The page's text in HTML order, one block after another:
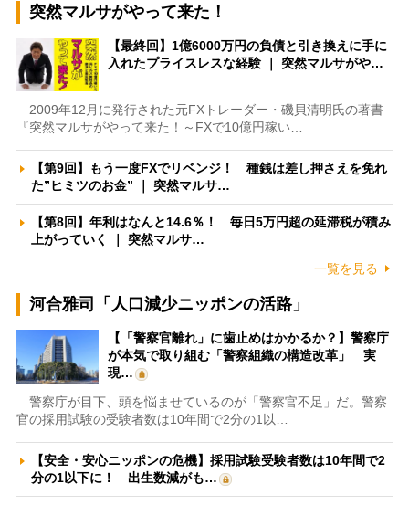
突然マルサがやって来た！
【最終回】1億6000万円の負債と引き換えに手に
入れたプライスレスな経験 ｜ 突然マルサがや…
2009年12月に発行された元FXトレーダー・磯貝清明氏の著書
『突然マルサがやって来た！～FXで10億円稼い…
【第9回】もう一度FXでリベンジ！ 種銭は差し押さえを免れ
た”ヒミツのお金” ｜ 突然マルサ…
【第8回】年利はなんと14.6％！ 毎日5万円超の延滞税が積み
上がっていく ｜ 突然マルサ…
一覧を見る
河合雅司「人口減少ニッポンの活路」
【「警察官離れ」に歯止めはかかるか？】警察庁
が本気で取り組む「警察組織の構造改革」 実
現…
警察庁が目下、頭を悩ませているのが「警察官不足」だ。警察
官の採用試験の受験者数は10年間で2分の1以…
【安全・安心ニッポンの危機】採用試験受験者数は10年間で2
分の1以下に！ 出生数減がも…